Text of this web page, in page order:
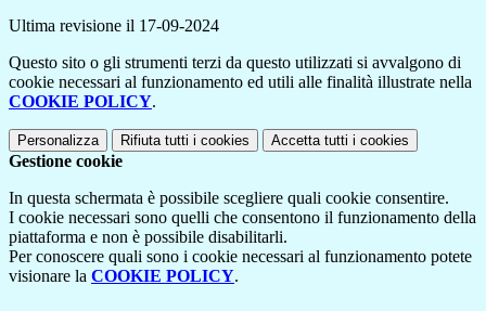
Ultima revisione il 17-09-2024
Questo sito o gli strumenti terzi da questo utilizzati si avvalgono di
cookie necessari al funzionamento ed utili alle finalità illustrate nella
COOKIE POLICY.
Personalizza Rifiuta tutti i cookies Accetta tutti i cookies
Gestione cookie
In questa schermata è possibile scegliere quali cookie consentire.
I cookie necessari sono quelli che consentono il funzionamento della
piattaforma e non è possibile disabilitarli.
Per conoscere quali sono i cookie necessari al funzionamento potete
visionare la COOKIE POLICY.